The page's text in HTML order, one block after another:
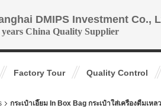
DMIPS Investment Co.,
years China Quality Supplier
Factory Tour Quality Control
กระเป๋าเอี๊ยม In Box Bag กระเป๋าใส่เครื่องดื่มเ